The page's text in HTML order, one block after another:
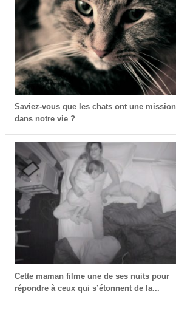
Saviez-vous que les chats ont une mission
dans notre vie ?
Cette maman filme une de ses nuits pour
répondre à ceux qui s’étonnent de la...